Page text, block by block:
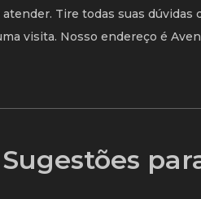
Tire todas suas dúvidas
visita. Nosso endereço é
Sugestões